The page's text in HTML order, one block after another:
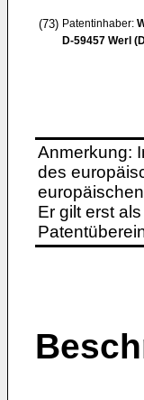
(73) Patentinhaber:
D-59457 Werl
Anmerkung:
des
Er gilt erst